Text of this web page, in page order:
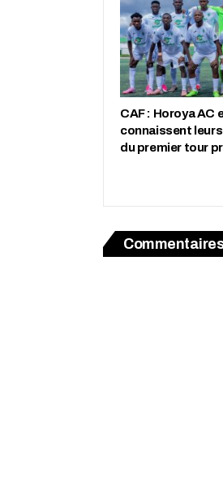
CAF : Horoya AC
connaissent
du premier tour